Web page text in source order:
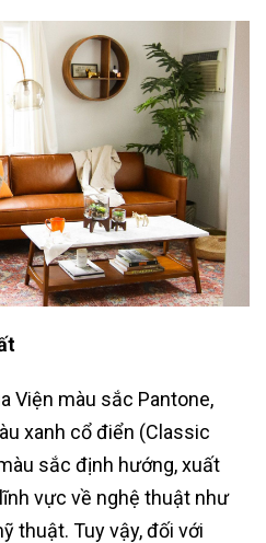
Viện màu sắc Pantone,
xanh cổ điển (Classic
sắc định hướng, xuất
vực về nghệ thuật như
thuật. Tuy vậy, đối với